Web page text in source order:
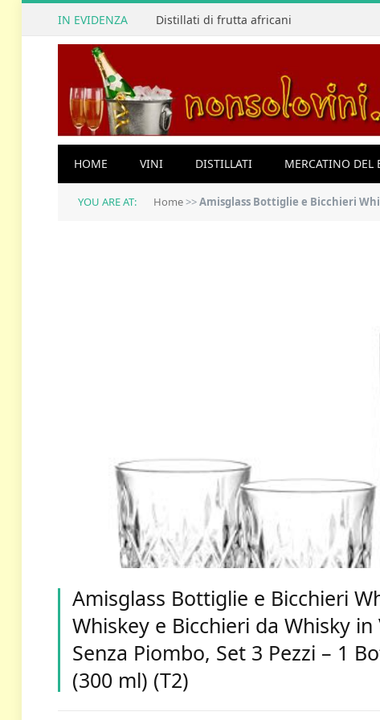
IN EVIDENZA Distillati di frutta africani
HOME VINI DISTILLATI MERCATINO DEL
YOU ARE AT: Home>>Amisglass Bottiglie e Bicchieri Whisky Set,
Amisglass Bottiglie e Bicchieri
Whiskey e Bicchieri da Whisky
Senza Piombo, Set 3 Pezzi – 1
(300 ml) (T2)